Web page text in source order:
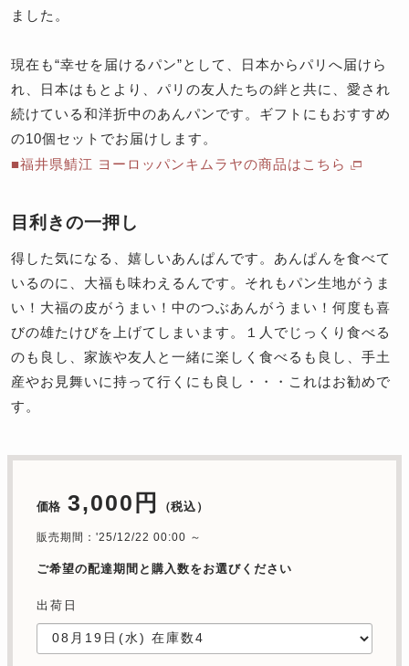
ました。
現在も“幸せを届けるパン”として、日本からパリへ届けら
れ、日本はもとより、パリの友人たちの絆と共に、愛され
続けている和洋折中のあんパンです。ギフトにもおすすめ
の10個セットでお届けします。
■福井県鯖江 ヨーロッパンキムラヤの商品はこちら
目利きの一押し
得した気になる、嬉しいあんぱんです。あんぱんを食べて
いるのに、大福も味わえるんです。それもパン生地がうま
い！大福の皮がうまい！中のつぶあんがうまい！何度も喜
びの雄たけびを上げてしまいます。１人でじっくり食べる
のも良し、家族や友人と一緒に楽しく食べるも良し、手土
産やお見舞いに持って行くにも良し・・・これはお勧めで
す。
価格 3,000円 （税込）
販売期間：'25/12/22 00:00 ～
ご希望の配達期間と購入数をお選びください
出荷日